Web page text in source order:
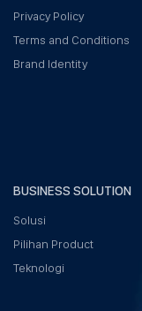
Privacy Policy
Terms and Conditions
Brand Identity
BUSINESS SOLUTION
Solusi
Pilihan Product
Teknologi